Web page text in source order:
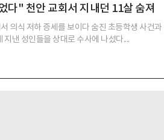
다" 천안 교회서 지내던 11살 숨져
의식 저하 증세를 보이다 숨진 초등학생 사건과
지낸 성인들을 상대로 수사에 나섰다....